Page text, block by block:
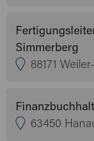
Simmerberg
88171
63450